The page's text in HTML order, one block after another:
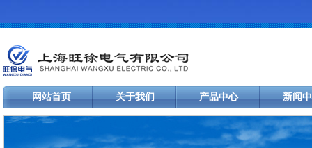
网站首页 关于我们 产品中心 新闻